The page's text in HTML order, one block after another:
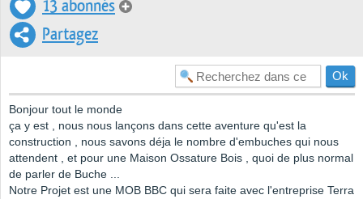
13 abonnés
Partagez
Bonjour tout le monde
ça y est , nous nous lançons dans cette aventure qu'est la
construction , nous savons déja le nombre d'embuches qui nous
attendent , et pour une Maison Ossature Bois , quoi de plus normal
de parler de Buche ...
Notre Projet est une MOB BBC qui sera faite avec l'entreprise Terra